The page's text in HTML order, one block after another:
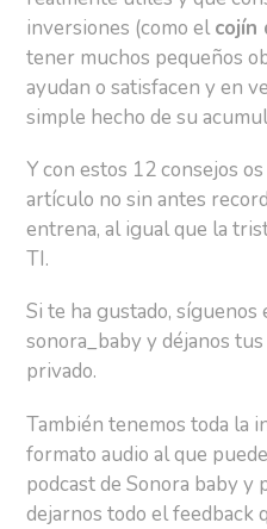
inversiones (como elcojín
tener muchos pequeños
ayudan o satisfacen y en
simple hecho de su
Y con estos 12 consejos
artículo no sin antes
entrena, al igual que la
TI.
Si te ha gustado,
sonora_baby y déjanos
privado.
También tenemos toda la
formato audio al que
podcast de Sonora baby y
dejarnos todo el feedback